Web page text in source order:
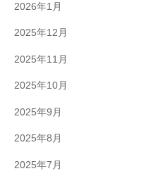
2026年1月
2025年12月
2025年11月
2025年10月
2025年9月
2025年8月
2025年7月